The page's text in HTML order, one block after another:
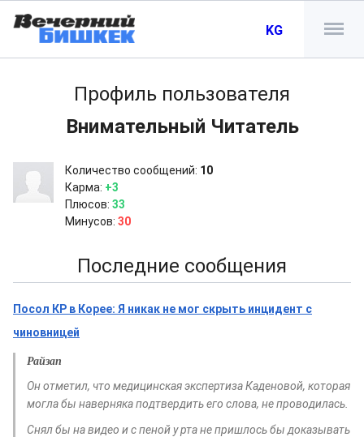
KG
Профиль пользователя
Внимательный Читатель
Количество сообщений: 10
Карма: +3
Плюсов: 33
Минусов: 30
Последние сообщения
Посол КР в Корее: Я никак не мог скрыть инцидент с
чиновницей
Райзап
Он отметил, что медицинская экспертиза Каденовой, которая
могла бы наверняка подтвердить его слова, не проводилась.
Снял бы на видео и с пеной у рта не пришлось бы доказывать